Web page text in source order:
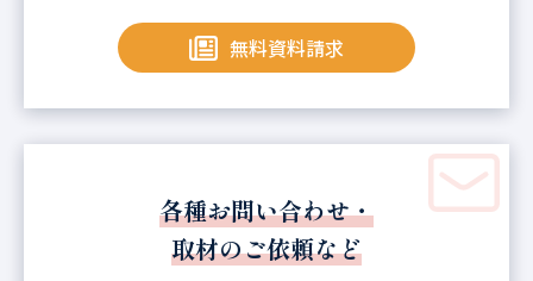
無料資料請求
各種お問い合わせ・
取材のご依頼など